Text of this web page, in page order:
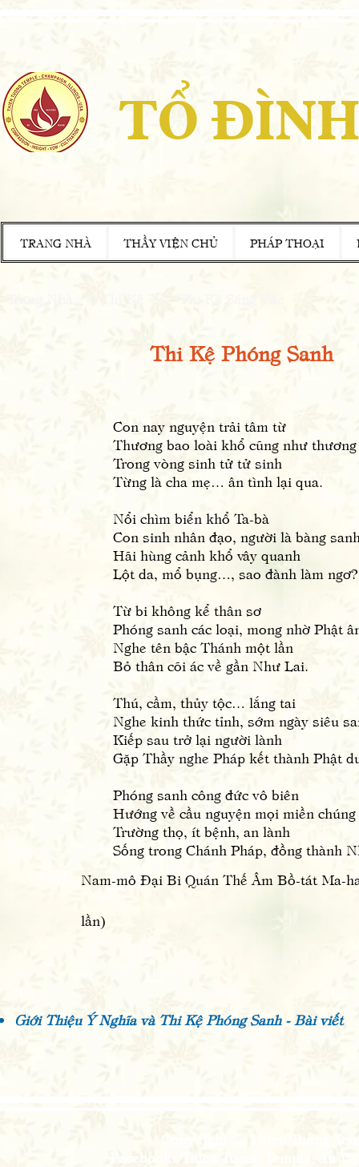
TỔ
TRANG NHÀ THẦY VIỆN CHỦ PHÁP THOẠI
Thi Kệ Phóng Sanh
Con nay nguyện trải tâm từ
Thương bao loài khổ cũng như
Trong vòng sinh tử tử sinh
Từng là cha mẹ… ân tình lại qua.
Nổi chìm biển khổ Ta-bà
Con sinh nhân đạo, người là bàng
Hãi hùng cảnh khổ vây quanh
Lột da, mổ bụng…, sao đành làm ngơ?
Từ bi không kể thân sơ
Phóng sanh các loại, mong nhờ Phật
Nghe tên bậc Thánh một lần
Bỏ thân cõi ác về gần Như Lai.
Thú, cầm, thủy tộc… lắng tai
Nghe kinh thức tỉnh, sớm ngày siêu
Kiếp sau trở lại người lành
Gặp Thầy nghe Pháp kết thành Phật
Phóng sanh công đức vô biên
Hướng về cầu nguyện mọi miền
Trường thọ, ít bệnh, an lành
Sống trong Chánh Pháp, đồng thành
Nam-mô Đại Bi Quán Thế Âm Bồ-tát Ma-
lần)
Giới Thiệu Ý Nghĩa và Thi Kệ Phóng Sanh - Bài viết
Copy right @ Thien Tuong
Facebook: Thien Tuong Temple; Tu